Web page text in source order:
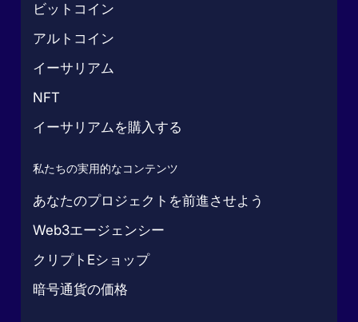
ビットコイン
アルトコイン
イーサリアム
NFT
イーサリアムを購入する
私たちの実用的なコンテンツ
あなたのプロジェクトを前進させよう
Web3エージェンシー
クリプトEショップ
暗号通貨の価格